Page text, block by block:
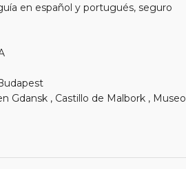
en español y portugués, seguro
Gdansk , Castillo de Malbork , Museo